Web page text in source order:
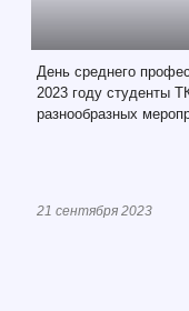
День среднего
2023 году студенты
разнообразных
21 сентября 2023